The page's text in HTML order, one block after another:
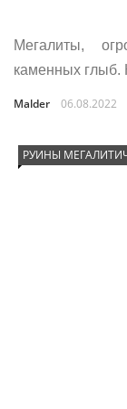
Мегалиты,
каменных глыб.
Malder 06.08.2022
РУИНЫ